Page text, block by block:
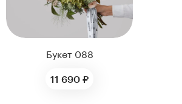
Букет 088
11 690 ₽